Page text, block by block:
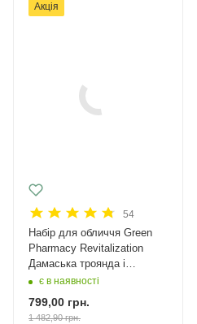
Акція
54
Набір для обличчя Green
Рharmacy Revitalization
Дамаська троянда і
кераміди + крем з SPF 50
є в наявності
799,00 грн.
1 482,90грн.